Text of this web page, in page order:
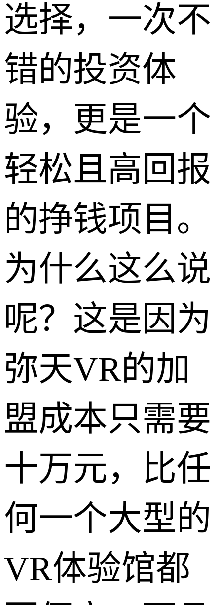
选择，一次不
错的投资体
验，更是一个
轻松且高回报
的挣钱项目。
为什么这么说
呢？这是因为
弥天VR的加
盟成本只需要
十万元，比任
何一个大型的
VR体验馆都